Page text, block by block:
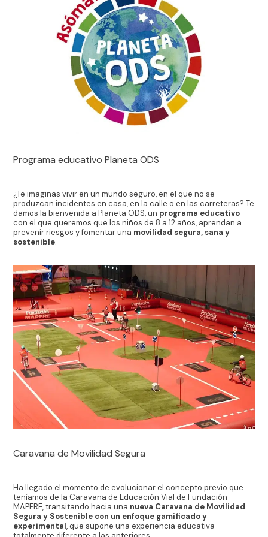
Programa educativo Planeta ODS
¿Te imaginas vivir en un mundo seguro, en el que no se
produzcan incidentes en casa, en la calle o en las carreteras? Te
damos la bienvenida a Planeta ODS, un programa educativo
con el que queremos que los niños de 8 a 12 años, aprendan a
prevenir riesgos y fomentar una movilidad segura, sana y
sostenible.
Caravana de Movilidad Segura
Ha llegado el momento de evolucionar el concepto previo que
teníamos de la Caravana de Educación Vial de Fundación
MAPFRE, transitando hacia una nueva Caravana de Movilidad
Segura y Sostenible con un enfoque gamificado y
experimental, que supone una experiencia educativa